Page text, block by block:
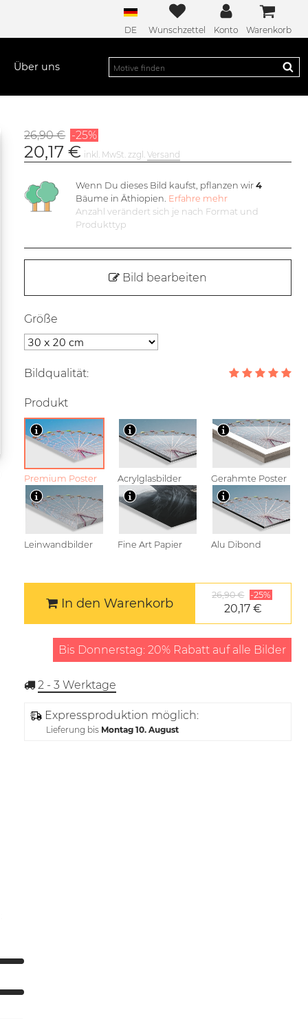
DE Wunschzettel Konto Warenkorb
Über uns
26,90 € -25%
20,17 € inkl. MwSt. zzgl.Versand
Wenn Du dieses Bild kaufst, pflanzen wir 4
Bäume in Äthiopien. Erfahre mehr
Anzahl verändert sich je nach Format und
Produkttyp
Bild bearbeiten
Größe
Bildqualität:
Produkt
Premium Poster Acrylglasbilder Gerahmte Poster
Leinwandbilder Fine Art Papier Alu Dibond
In den Warenkorb
26,90 € -25%
20,17 €
Bis Donnerstag: 20% Rabatt auf alle Bilder
2 - 3 Werktage
Expressproduktion möglich:
Lieferung bis Montag 10. August